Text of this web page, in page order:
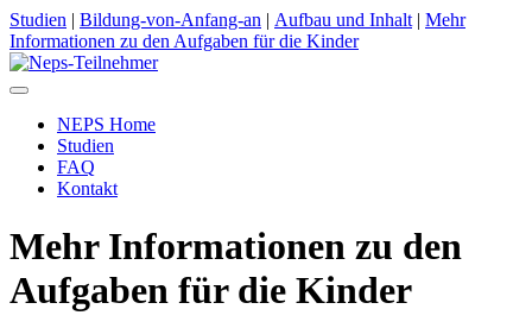
Studien | Bildung-von-Anfang-an | Aufbau und Inhalt | Mehr
Informationen zu den Aufgaben für die Kinder
Toggle
navigationNEPS Home
Studien
FAQ
Kontakt
Mehr Informationen zu den
Aufgaben für die Kinder